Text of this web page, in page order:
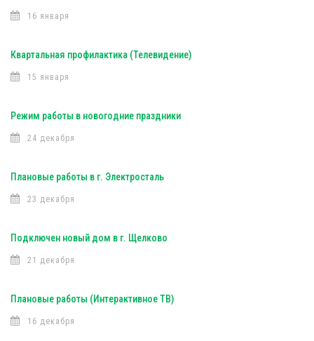
16 января
Квартальная профилактика (Телевидение)
15 января
Режим работы в новогодние праздники
24 декабря
Плановые работы в г. Электросталь
23 декабря
Подключен новый дом в г. Щелково
21 декабря
Плановые работы (Интерактивное ТВ)
16 декабря